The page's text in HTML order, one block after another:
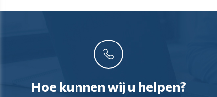
Hoe kunnen wij u helpen?